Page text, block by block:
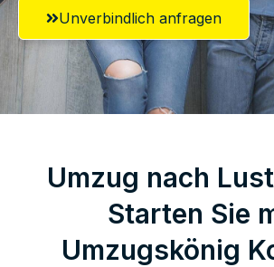
Unverbindlich anfragen
Umzug nach
Starten Sie
Umzugskönig